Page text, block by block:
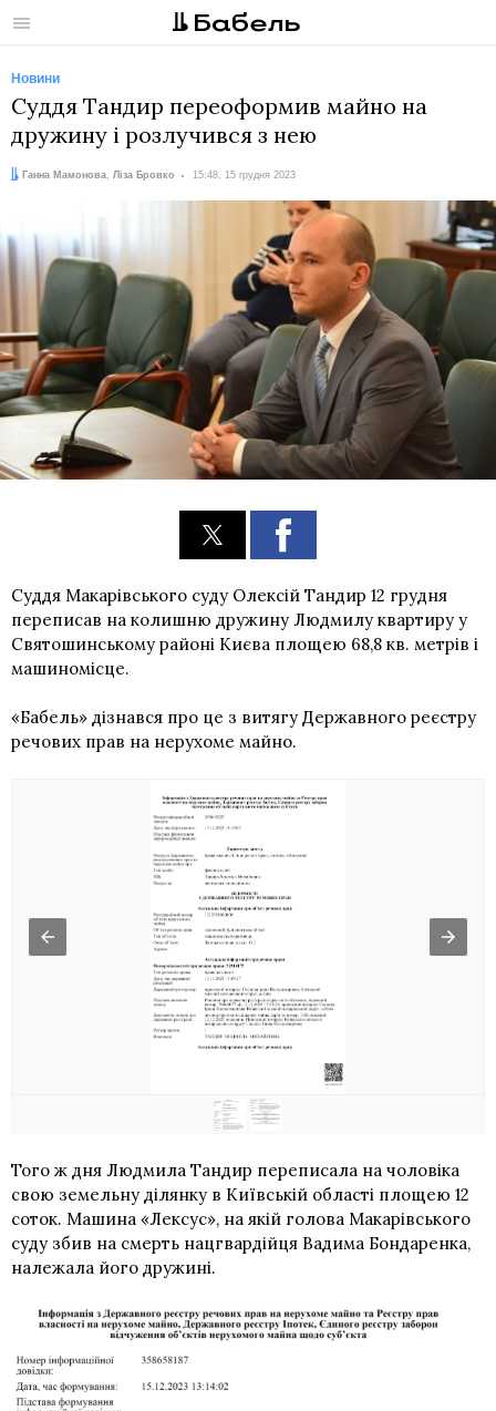
Меню
Новини
Суддя Тандир переоформив майно на
дружину і розлучився з нею
Автори:
Ганна Мамонова, Ліза Бровко
Дата: 15:48, 15 грудня 2023
Суддя Макарівського суду Олексій Тандир 12 грудня
переписав на колишню дружину Людмилу квартиру у
Святошинському районі Києва площею 68,8 кв. метрів і
машиномісце.
«Бабель» дізнався про це з витягу Державного реєстру
речових прав на нерухоме майно.
Того ж дня Людмила Тандир переписала на чоловіка
свою земельну ділянку в Київській області площею 12
соток. Машина «Лексус», на якій голова Макарівського
суду збив на смерть нацгвардійця Вадима Бондаренка,
належала його дружині.